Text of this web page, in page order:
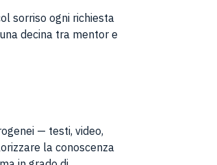
sorriso ogni richiesta
decina tra mentor e
— testi, video,
la conoscenza